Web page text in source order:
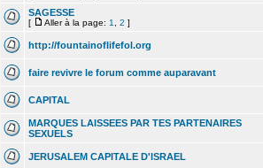
SAGESSE
[ Aller à la page: 1 2 ]
http://fountainoflifefol.org
faire revivre le forum comme auparavant
CAPITAL
MARQUES LAISSEES PAR TES PARTENAIRES
SEXUELS
JERUSALEM CAPITALE D'ISRAEL